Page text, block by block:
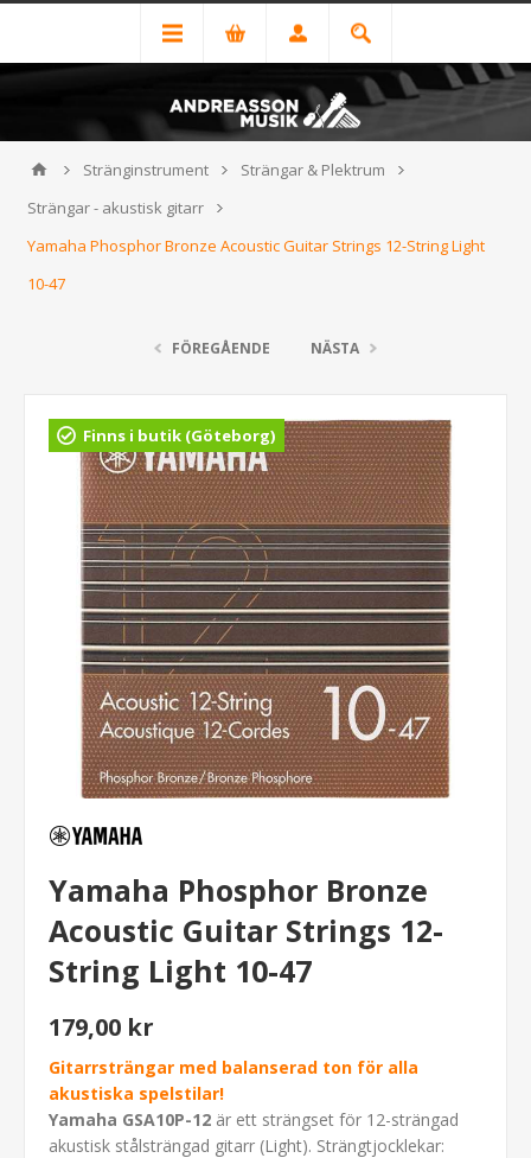
Stränginstrument
Strängar & Plektrum
Strängar - akustisk gitarr
Yamaha Phosphor Bronze Acoustic Guitar Strings 12-String Light
10-47
FÖREGÅENDE NÄSTA
Finns i butik (Göteborg)
Yamaha Phosphor Bronze
Acoustic Guitar Strings 12-
String Light 10-47
179,00 kr
Gitarrsträngar med balanserad ton för alla
akustiska spelstilar!
Yamaha GSA10P-12 är ett strängset för 12-strängad
akustisk stålsträngad gitarr (Light). Strängtjocklekar: